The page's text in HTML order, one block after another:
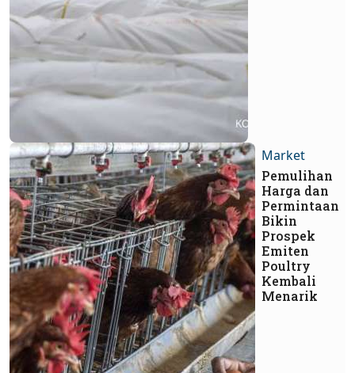
Market
Pemulihan
Harga dan
Permintaan
Bikin
Prospek
Emiten
Poultry
Kembali
Menarik